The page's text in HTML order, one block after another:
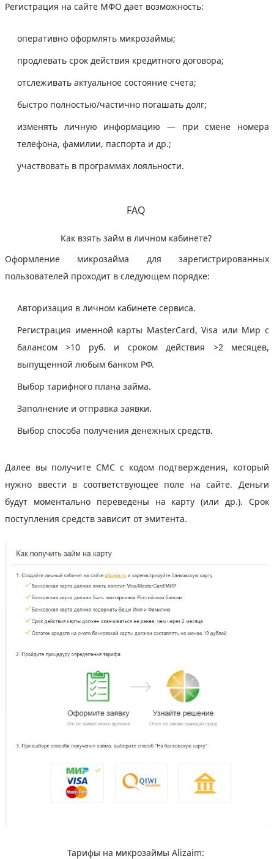
Регистрация на сайте МФО дает возможность:
оперативно оформлять микрозаймы;
продлевать срок действия кредитного договора;
отслеживать актуальное состояние счета;
быстро полностью/частично погашать долг;
изменять личную информацию — при смене номера
телефона, фамилии, паспорта и др.;
участвовать в программах лояльности.
FAQ
Как взять займ в личном кабинете?
Оформление микрозайма для зарегистрированных
пользователей проходит в следующем порядке:
Авторизация в личном кабинете сервиса.
Регистрация именной карты MasterCard, Visa или Мир с
балансом >10 руб. и сроком действия >2 месяцев,
выпущенной любым банком РФ.
Выбор тарифного плана займа.
Заполнение и отправка заявки.
Выбор способа получения денежных средств.
Далее вы получите СМС с кодом подтверждения, который
нужно ввести в соответствующее поле на сайте. Деньги
будут моментально переведены на карту (или др.). Срок
поступления средств зависит от эмитента.
Тарифы на микрозаймы Alizaim: